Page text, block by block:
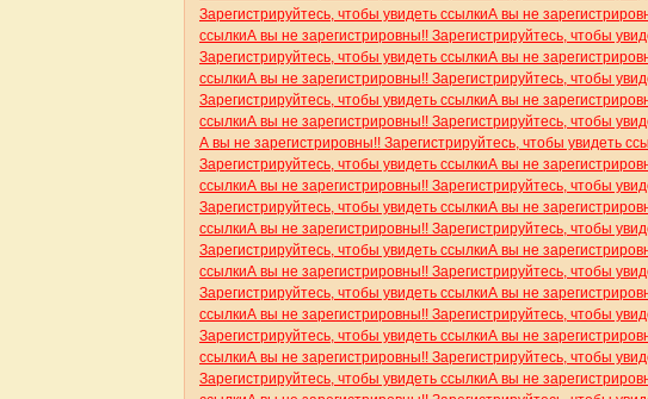
Зарегистрируйтесь, чтобы увидеть ссылкиА вы не
ссылкиА вы не зарегистрировны!! Зарегистрируйтесь, чтобы
Зарегистрируйтесь, чтобы увидеть ссылкиА вы не
ссылкиА вы не зарегистрировны!! Зарегистрируйтесь, чтобы
Зарегистрируйтесь, чтобы увидеть ссылкиА вы не
ссылкиА вы не зарегистрировны!! Зарегистрируйтесь, чтобы
А вы не зарегистрировны!! Зарегистрируйтесь, чтобы увидеть
Зарегистрируйтесь, чтобы увидеть ссылкиА вы не
ссылкиА вы не зарегистрировны!! Зарегистрируйтесь, чтобы
Зарегистрируйтесь, чтобы увидеть ссылкиА вы не
ссылкиА вы не зарегистрировны!! Зарегистрируйтесь, чтобы
Зарегистрируйтесь, чтобы увидеть ссылкиА вы не
ссылкиА вы не зарегистрировны!! Зарегистрируйтесь, чтобы
Зарегистрируйтесь, чтобы увидеть ссылкиА вы не
ссылкиА вы не зарегистрировны!! Зарегистрируйтесь, чтобы
Зарегистрируйтесь, чтобы увидеть ссылкиА вы не
ссылкиА вы не зарегистрировны!! Зарегистрируйтесь, чтобы
Зарегистрируйтесь, чтобы увидеть ссылкиА вы не